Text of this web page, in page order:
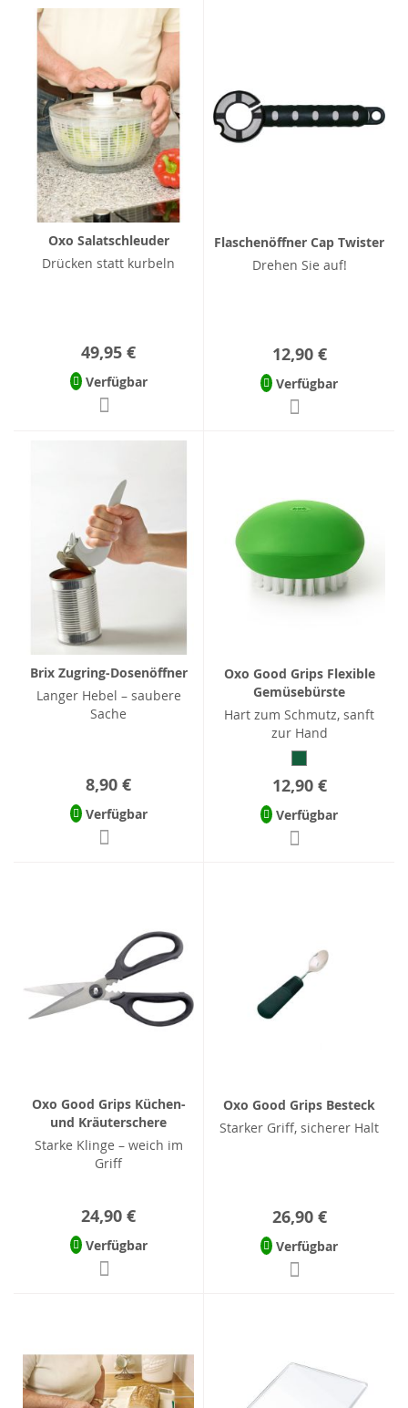
Oxo Salatschleuder
Drücken statt kurbeln
49,95 €
Verfügbar
Flaschenöffner Cap Twister
Drehen Sie auf!
12,90 €
Verfügbar
Brix Zugring-Dosenöffner
Langer Hebel – saubere
Sache
8,90 €
Verfügbar
Oxo Good Grips Flexible
Gemüsebürste
Hart zum Schmutz, sanft
zur Hand
12,90 €
Verfügbar
Oxo Good Grips Küchen-
und Kräuterschere
Starke Klinge – weich im
Griff
24,90 €
Verfügbar
Oxo Good Grips Besteck
Starker Griff, sicherer Halt
26,90 €
Verfügbar